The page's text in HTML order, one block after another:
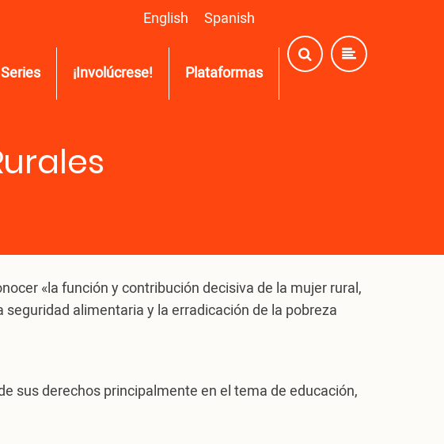
English Spanish
Series ¡Involúcrese! Plataformas
«la función y contribución decisiva de la mujer rural,
alimentaria y la erradicación de la pobreza
sus derechos principalmente en el tema de educación,